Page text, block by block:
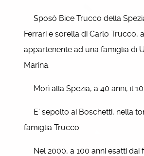
Sposò Bice Trucco della
Ferrari e sorella di Carlo Trucco,
appartenente ad una famiglia di
Marina.
Morì alla Spezia, a 40 anni, il
E’ sepolto ai Boschetti, nella
famiglia Trucco.
Nel 2000, a 100 anni esatti dai